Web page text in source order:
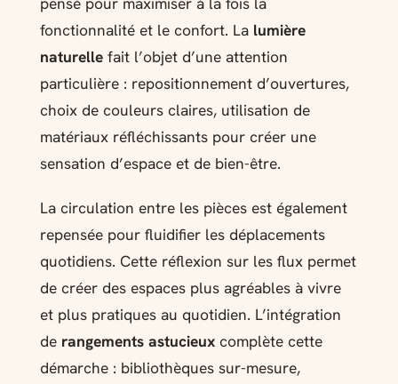
fonctionnalité et le confort. La lumière
naturellefait l’objet d’une attention
particulière : repositionnement d’ouvertures,
choix de couleurs claires, utilisation de
matériaux réfléchissants pour créer une
sensation d’espace et de bien-être.
La circulation entre les pièces est également
repensée pour fluidifier les déplacements
quotidiens. Cette réflexion sur les flux permet
de créer des espaces plus agréables à vivre
et plus pratiques au quotidien. L’intégration
de rangements astucieuxcomplète cette
démarche : bibliothèques sur-mesure,